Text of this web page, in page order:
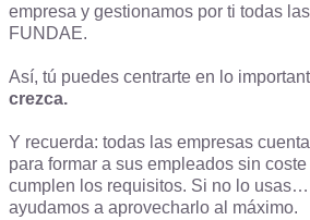
empresa y gestionamos por ti todas
FUNDAE.
Así, tú puedes centrarte en lo
crezca.
Y recuerda: todas las empresas
para formar a sus empleados sin
cumplen los requisitos. Si no lo
ayudamos a aprovecharlo al máximo.